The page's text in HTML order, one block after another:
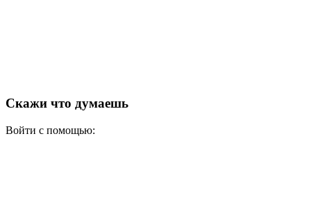
Скажи что думаешь
Войти с помощью: